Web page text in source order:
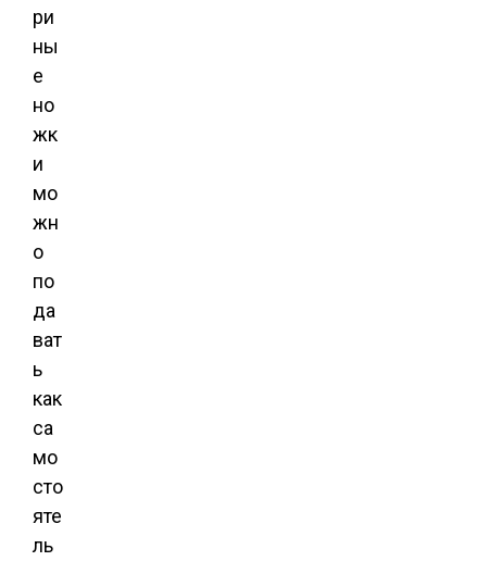
ри
ны
е
но
жк
и
мо
жн
о
по
да
ват
ь
как
са
мо
сто
яте
ль